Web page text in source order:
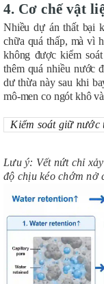
4. Cơ chế vật
Nhiều dự án thất bại
chữa quá thấp, mà vì
không được kiểm
thêm quá nhiều nước
dư thừa này sau khi
mô-men co ngót khô
Kiểm soát giữ nước
Lưu ý: Vết nứt chỉ
độ chịu kéo chớm nở